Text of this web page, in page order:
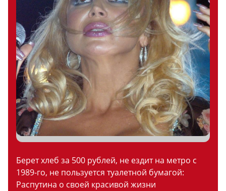
Берет хлеб за 500 рублей, не ездит на метро с
1989-го, не пользуется туалетной бумагой:
Распутина о своей красивой жизни